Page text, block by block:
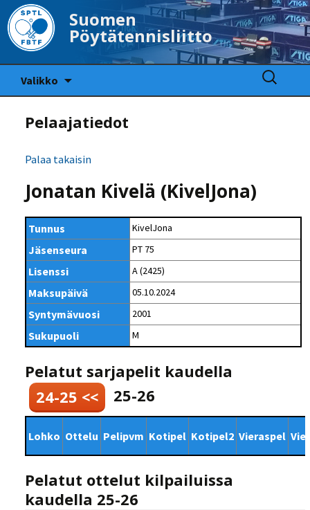
Suomen
Pöytätennisliitto
Valikko
Haku:
Pelaajatiedot
Palaa takaisin
Jonatan Kivelä (KivelJona)
Tunnus KivelJona
Jäsenseura PT 75
Lisenssi A (2425)
Maksupäivä 05.10.2024
Syntymävuosi 2001
Sukupuoli M
Pelatut sarjapelit kaudella
24-25 <<
25-26
Lohko Ottelu Pelipvm Kotipel Kotipel2 Vieraspel
Pelatut ottelut kilpailuissa
kaudella 25-26